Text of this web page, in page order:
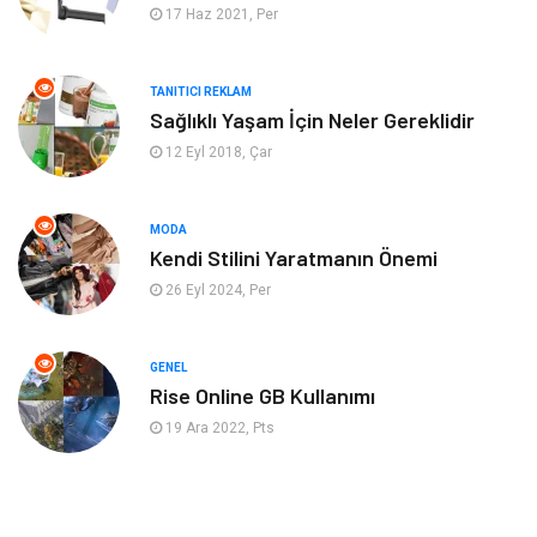
Finans & Ekonomi
Domain
Makaleler
Programlama Algoritma
hizmetlerimiz Kültür
Spor Malzemeleri
17 Haz 2021, Per
TANITICI REKLAM
Sağlıklı Yaşam İçin Neler Gereklidir
12 Eyl 2018, Çar
MODA
Kendi Stilini Yaratmanın Önemi
26 Eyl 2024, Per
GENEL
Rise Online GB Kullanımı
19 Ara 2022, Pts